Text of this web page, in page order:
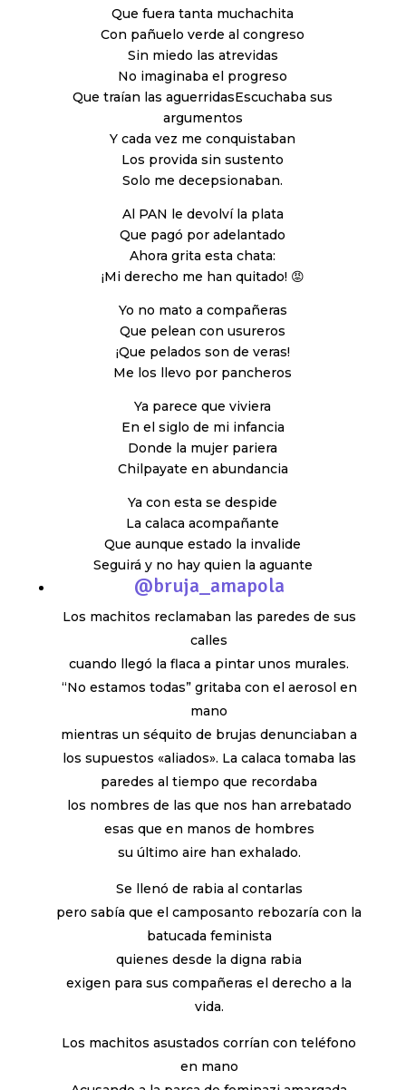
Que fuera tanta muchachita
Con pañuelo verde al congreso
Sin miedo las atrevidas
No imaginaba el progreso
Que traían las aguerridasEscuchaba sus
argumentos
Y cada vez me conquistaban
Los provida sin sustento
Solo me decepsionaban.
Al PAN le devolví la plata
Que pagó por adelantado
Ahora grita esta chata:
¡Mi derecho me han quitado! 😡
Yo no mato a compañeras
Que pelean con usureros
¡Que pelados son de veras!
Me los llevo por pancheros
Ya parece que viviera
En el siglo de mi infancia
Donde la mujer pariera
Chilpayate en abundancia
Ya con esta se despide
La calaca acompañante
Que aunque estado la invalide
Seguirá y no hay quien la aguante
@bruja_amapola
Los machitos reclamaban las paredes de sus
calles
cuando llegó la flaca a pintar unos murales.
“No estamos todas” gritaba con el aerosol en
mano
mientras un séquito de brujas denunciaban a
los supuestos «aliados». La calaca tomaba las
paredes al tiempo que recordaba
los nombres de las que nos han arrebatado
esas que en manos de hombres
su último aire han exhalado.
Se llenó de rabia al contarlas
pero sabía que el camposanto rebozaría con la
batucada feminista
quienes desde la digna rabia
exigen para sus compañeras el derecho a la
vida.
Los machitos asustados corrían con teléfono
en mano